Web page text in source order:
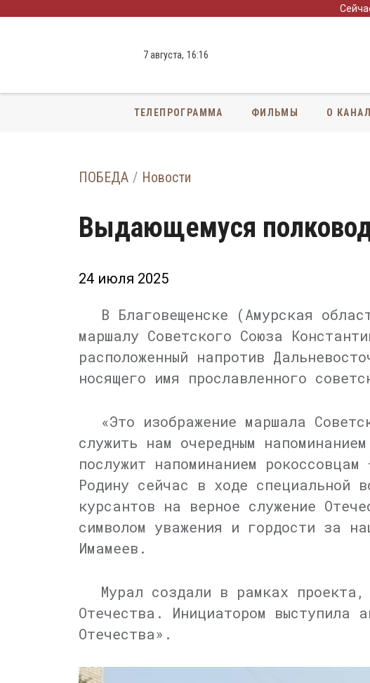
7 августа, 16:16
ТЕЛЕПРОГРАММА ФИЛЬМЫ О
ПОБЕДА Новости
Выдающемуся
24 июля 2025
В Благовещенске (Амурская
маршалу Советского Союза
расположенный напротив
носящего имя прославленного
«Это изображение маршала
служить нам очередным
послужит напоминанием
Родину сейчас в ходе специальной
курсантов на верное служение
символом уважения и гордости за
Имамеев.
Мурал создали в рамках
Отечества. Инициатором выступила
Отечества».